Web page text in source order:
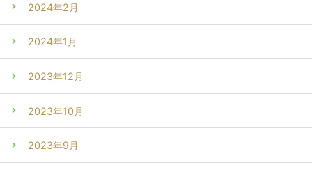
2024年2月
2024年1月
2023年12月
2023年10月
2023年9月